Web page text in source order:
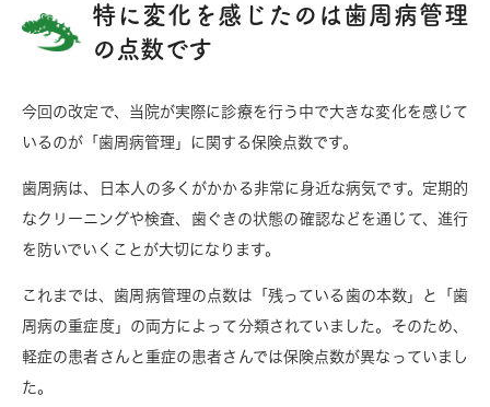
特に変化を感じたのは歯周病管理
の点数です
今回の改定で、当院が実際に診療を行う中で大きな変化を感じて
いるのが「歯周病管理」に関する保険点数です。
歯周病は、日本人の多くがかかる非常に身近な病気です。定期的
なクリーニングや検査、歯ぐきの状態の確認などを通じて、進行
を防いでいくことが大切になります。
これまでは、歯周病管理の点数は「残っている歯の本数」と「歯
周病の重症度」の両方によって分類されていました。そのため、
軽症の患者さんと重症の患者さんでは保険点数が異なっていまし
た。